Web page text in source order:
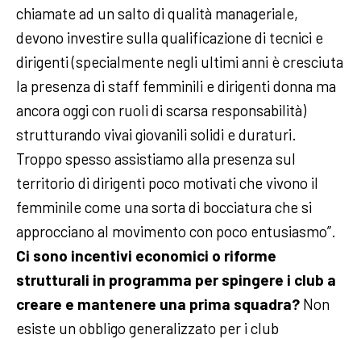
chiamate ad un salto di qualità manageriale,
devono investire sulla qualificazione di tecnici e
dirigenti (specialmente negli ultimi anni è cresciuta
la presenza di staff femminili e dirigenti donna ma
ancora oggi con ruoli di scarsa responsabilità)
strutturando vivai giovanili solidi e duraturi.
Troppo spesso assistiamo alla presenza sul
territorio di dirigenti poco motivati che vivono il
femminile come una sorta di bocciatura che si
approcciano al movimento con poco entusiasmo”.
Ci sono incentivi economici o riforme
strutturali in programma per spingere i club a
creare e mantenere una prima squadra? Non
esiste un obbligo generalizzato per i club